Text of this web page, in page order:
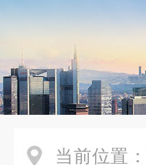
当前位置：